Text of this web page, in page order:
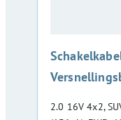
2.0 16V 4x2,